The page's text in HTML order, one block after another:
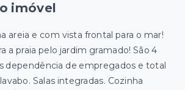
imóvel
areia e com vista frontal para o mar!
a praia pelo jardim gramado! São 4
dependência de empregados e total
Salas integradas. Cozinha